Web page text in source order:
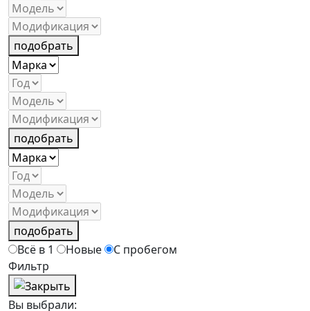
подобрать
подобрать
подобрать
Всё в 1
Новые
С пробегом
Фильтр
Вы выбрали: